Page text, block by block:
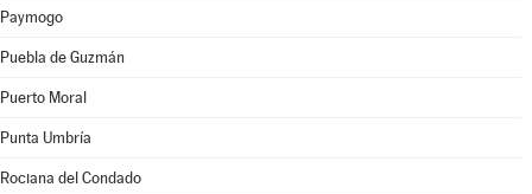
Paymogo
Puebla de Guzmán
Puerto Moral
Punta Umbría
Rociana del Condado